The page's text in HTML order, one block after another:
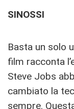
SINOSSI
Basta un solo
film racconta
Steve Jobs
cambiato la
sempre.